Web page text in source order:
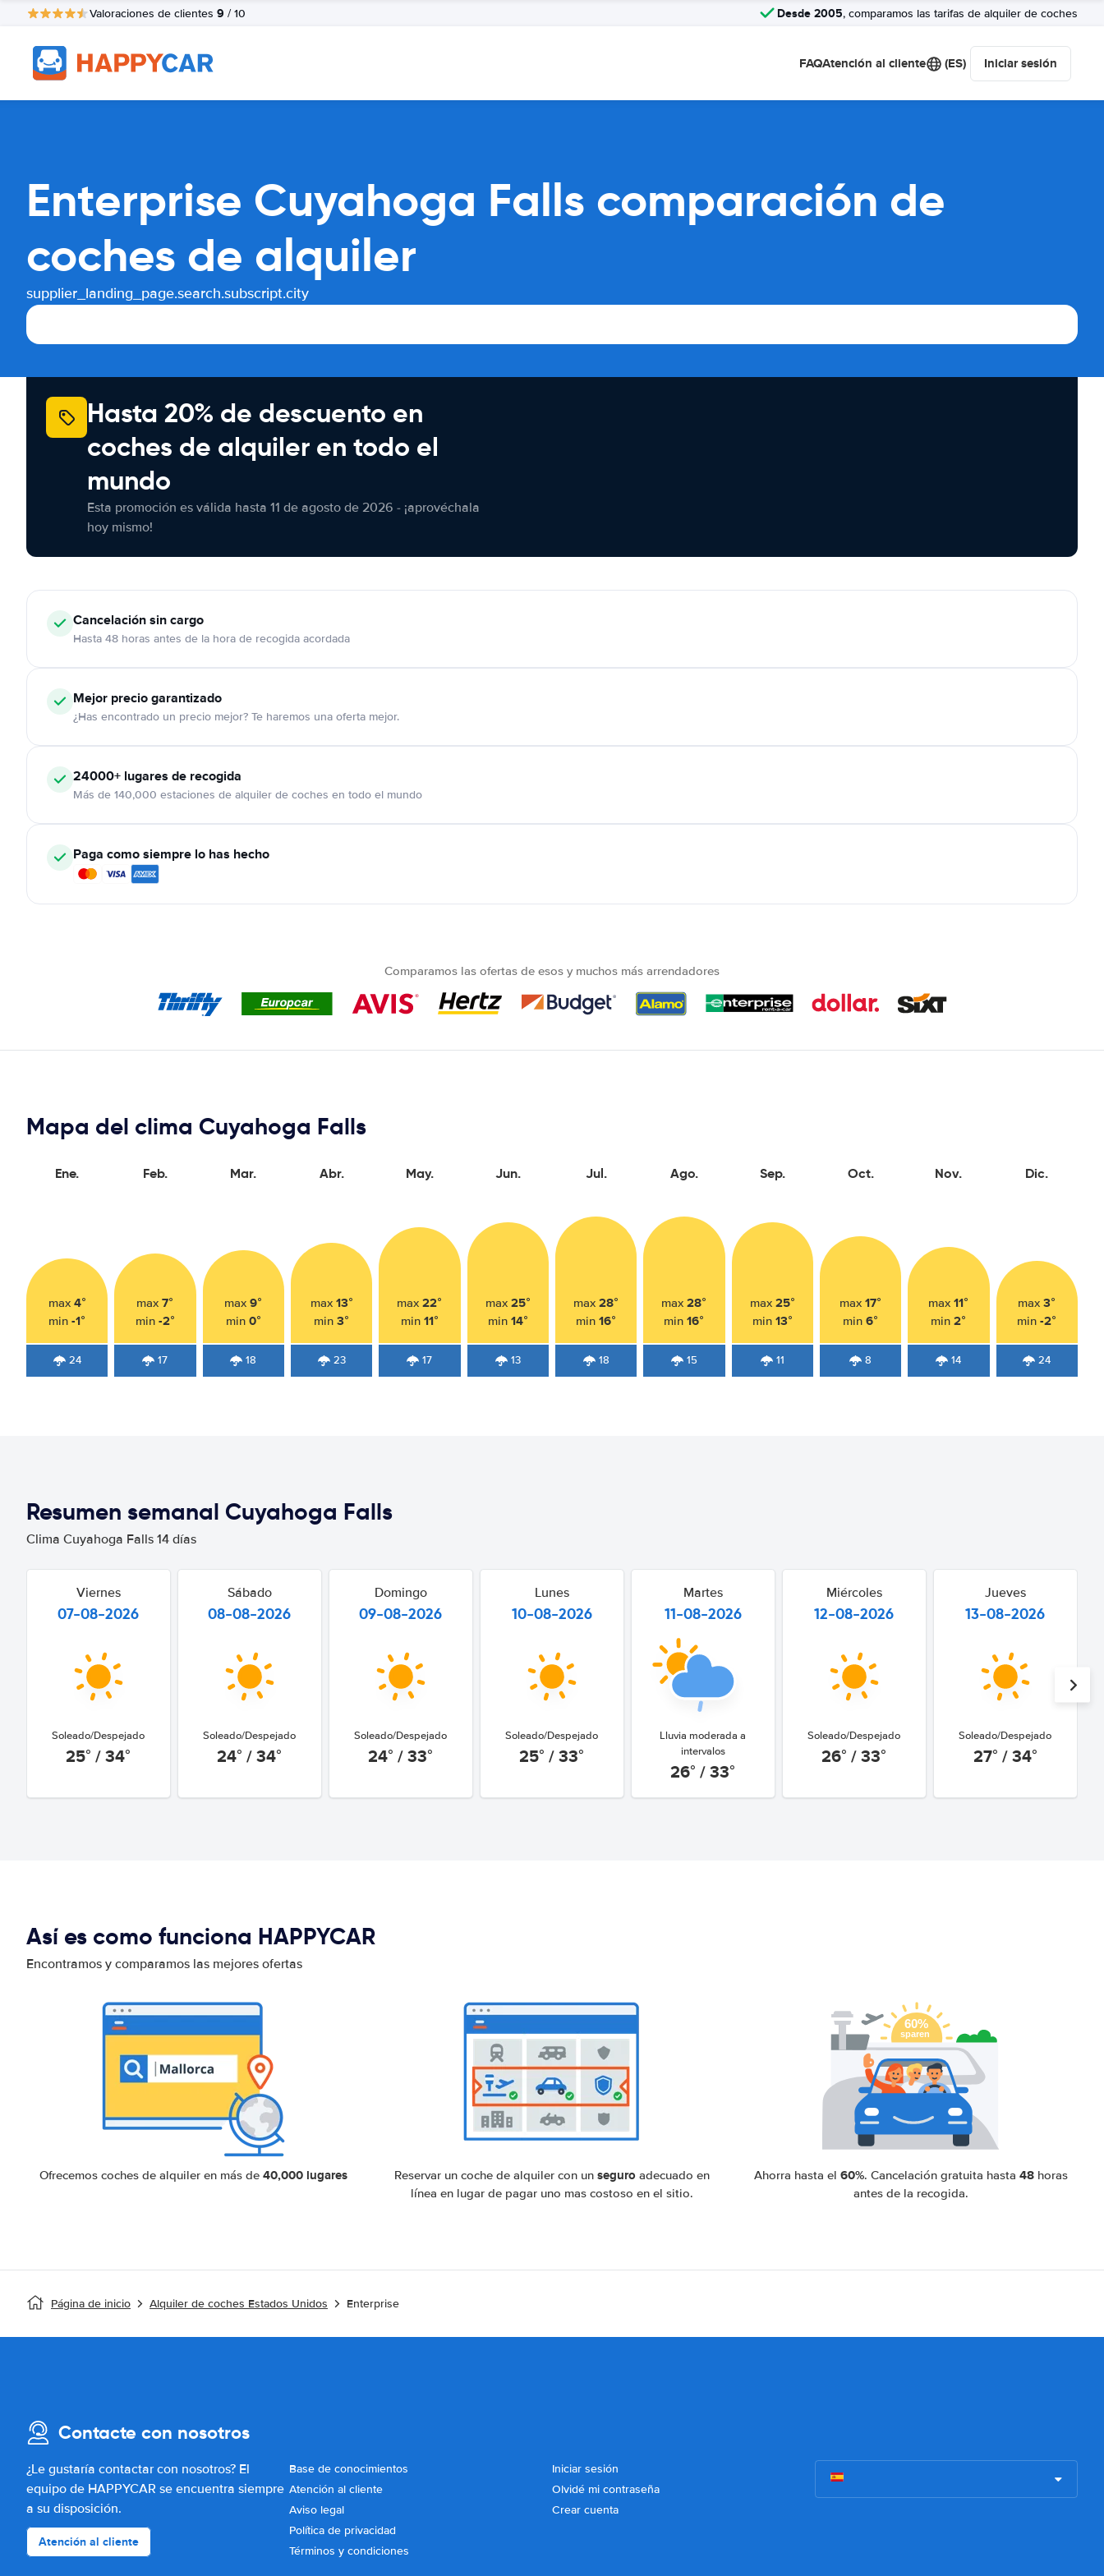
Valoraciones de clientes 9 / 10 Desde 2005, comparamos las tarifas de alquiler de coches
FAQAtención al cliente (ES) Iniciar sesión
Enterprise Cuyahoga Falls comparación de
coches de alquiler
supplier_landing_page.search.subscript.city
Hasta 20% de descuento en
coches de alquiler en todo el
mundo
Esta promoción es válida hasta 11 de agosto de 2026 - ¡aprovéchala
hoy mismo!
Cancelaciónsin cargo
Hasta 48 horas antes de la hora de recogida acordada
Mejor precio garantizado
¿Has encontrado un precio mejor? Te haremos una oferta mejor.
24000+ lugares de recogida
Más de 140,000 estaciones de alquiler de coches en todo el mundo
Paga como siempre lo has hecho
Comparamos las ofertas de esos y muchos más arrendadores
Mapa del clima Cuyahoga Falls
Ene.
max 4°
min-1°
24
Feb.
max7°
min -2°
17
Mar.
max9°
min 0°
18
Abr.
max 13°
min3°
23
May.
max22°
min 11°
17
Jun.
max 25°
min 14°
13
Jul.
max28°
min16°
18
Ago.
max28°
min16°
15
Sep.
max 25°
min 13°
11
Oct.
max17°
min6°
8
Nov.
max11°
min2°
14
Dic.
max3°
min-2°
24
Resumen semanal Cuyahoga Falls
Clima Cuyahoga Falls 14 días
Viernes
07-08-2026
Soleado/Despejado
25° / 34°
Sábado
08-08-2026
Soleado/Despejado
24° / 34°
Domingo
09-08-2026
Soleado/Despejado
24° / 33°
Lunes
10-08-2026
Soleado/Despejado
25° / 33°
Martes
11-08-2026
Lluvia moderada a
intervalos
26° / 33°
Miércoles
12-08-2026
Soleado/Despejado
26° / 33°
Jueves
13-08-2026
Soleado/Despejado
27° / 34°
Así es como funciona HAPPYCAR
Encontramos y comparamos las mejores ofertas
Ofrecemos coches de alquiler en más de 40,000 lugares Reservar un coche de alquiler con un seguro adecuado en
línea en lugar de pagar uno mas costoso en el sitio.
Ahorra hasta el 60%. Cancelación gratuita hasta 48horas
antes de la recogida.
Página de inicio Alquiler de coches Estados Unidos Enterprise
Contacte con nosotros
¿Le gustaría contactar con nosotros? El
equipo de HAPPYCAR se encuentra siempre
a su disposición.
Atención al cliente
Base de conocimientos
Atención al cliente
Aviso legal
Política de privacidad
Términos y condiciones
Iniciar sesión
Olvidé mi contraseña
Crear cuenta